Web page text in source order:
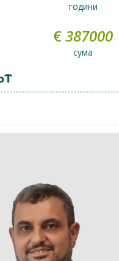
години
€387000
сума